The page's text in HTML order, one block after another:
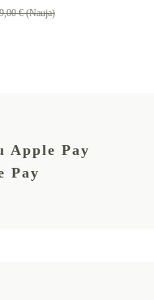
€ (Nauja)
Apple Pay
Pay